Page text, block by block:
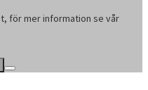
för mer information se vår